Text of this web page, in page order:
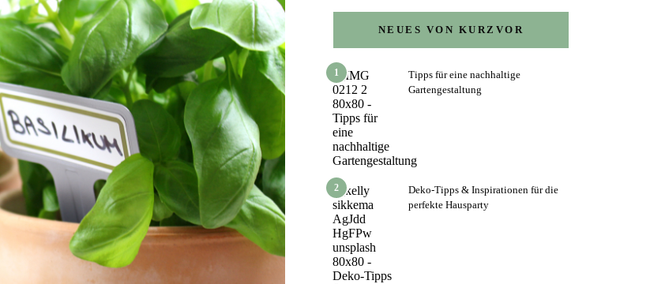
NEUES VON KURZVOR
1
Tipps für eine nachhaltige
Gartengestaltung
2
Deko-Tipps & Inspirationen für die
perfekte Hausparty